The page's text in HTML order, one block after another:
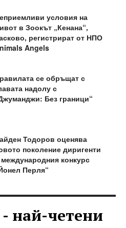
условия на
в Зоокът „Кенана“,
регистрират от НПО
Angels
се обръщат с
надолу с
Без граници“
Тодоров оценява
поколение диригенти
конкурс
Перля“
най-четени